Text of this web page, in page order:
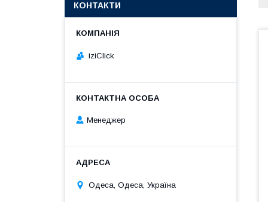
КОНТАКТИ
iziClick
Менеджер
Одеса, Одеса, Україна